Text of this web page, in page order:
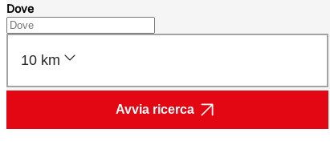
Dove
10 km
Avvia ricerca